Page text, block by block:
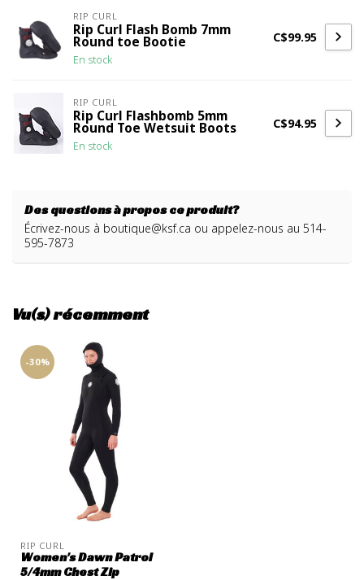
RIP CURL
Rip Curl Flash Bomb 7mm
Round toe Bootie
En stock
C$99.95
RIP CURL
Rip Curl Flashbomb 5mm
Round Toe Wetsuit Boots
En stock
C$94.95
Des questions à propos ce produit?
Écrivez-nous à boutique@ksf.ca ou appelez-nous au 514-
595-7873
Vu(s) récemment
-30%
RIP CURL
Women's Dawn Patrol
5/4mm Chest Zip